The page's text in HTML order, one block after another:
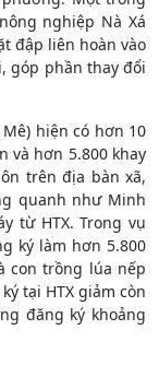
nghiệp Nà Xá
đập liên hoàn vào
góp phần thay đổi
Mê) hiện có hơn 10
và hơn 5.800 khay
trên địa bàn xã,
quanh như Minh
từ HTX. Trong vụ
ký làm hơn 5.800
con trồng lúa nếp
tại HTX giảm còn
đăng ký khoảng